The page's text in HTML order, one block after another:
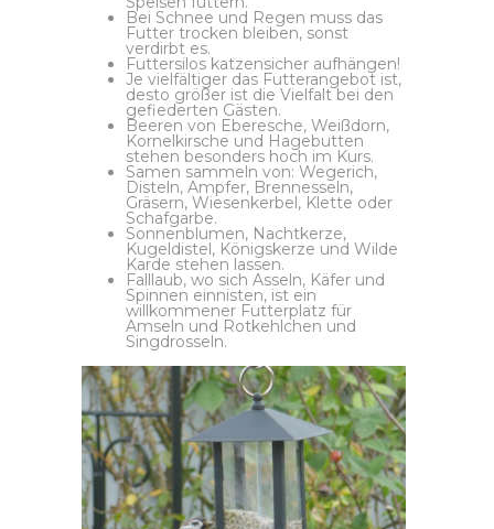
Bei Schnee und Regen muss das
Futter trocken bleiben, sonst
verdirbt es.
Futtersilos katzensicher aufhängen!
Je vielfältiger das Futterangebot ist,
desto größer ist die Vielfalt bei den
gefiederten Gästen.
Beeren von Eberesche, Weißdorn,
Kornelkirsche und Hagebutten
stehen besonders hoch im Kurs.
Samen sammeln von: Wegerich,
Disteln, Ampfer, Brennesseln,
Gräsern, Wiesenkerbel, Klette oder
Schafgarbe.
Sonnenblumen, Nachtkerze,
Kugeldistel, Königskerze und Wilde
Karde stehen lassen.
Falllaub, wo sich Asseln, Käfer und
Spinnen einnisten, ist ein
willkommener Futterplatz für
Amseln und Rotkehlchen und
Singdrosseln.